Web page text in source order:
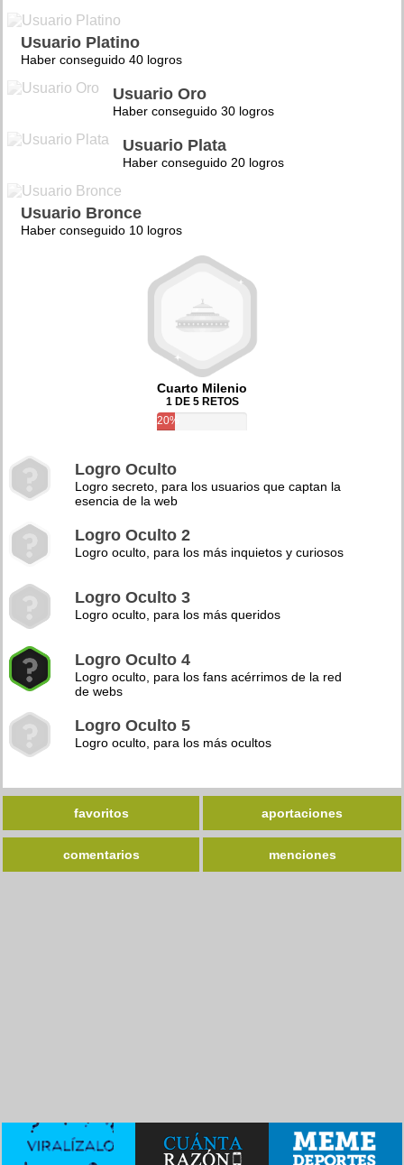
Usuario Platino
Haber conseguido 40 logros
Usuario Oro
Haber conseguido 30 logros
Usuario Plata
Haber conseguido 20 logros
Usuario Bronce
Haber conseguido 10 logros
Cuarto Milenio
1 DE 5 RETOS
20%
Logro Oculto
Logro secreto, para los usuarios que captan la
esencia de la web
Logro Oculto 2
Logro oculto, para los más inquietos y curiosos
Logro Oculto 3
Logro oculto, para los más queridos
Logro Oculto 4
Logro oculto, para los fans acérrimos de la red
de webs
Logro Oculto 5
Logro oculto, para los más ocultos
favoritos aportaciones
comentarios menciones